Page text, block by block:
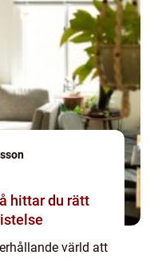
hittar du rätt
värld att